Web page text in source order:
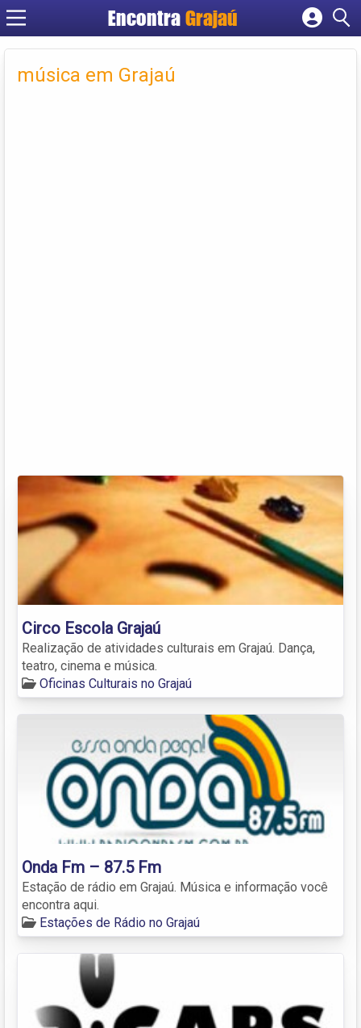
Encontra Grajaú
Cadastrar empresa
Criar conta
música em Grajaú
Circo Escola Grajaú
Realização de atividades culturais em Grajaú. Dança,
teatro, cinema e música.
Oficinas Culturais no Grajaú
Onda Fm – 87.5 Fm
Estação de rádio em Grajaú. Música e informação você
encontra aqui.
Estações de Rádio no Grajaú